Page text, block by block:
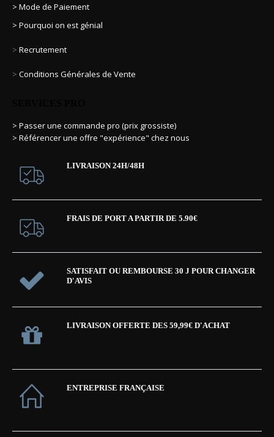
> Mode de Paiement
> Pourquoi on est génial
> Recrutement
> Conditions Générales de Vente
> Passer une commande pro (prix grossiste)
> Référencer une offre "expérience" chez nous
LIVRAISON 24H/48H
FRAIS DE PORT A PARTIR DE 5.90€
SATISFAIT OU REMBOURSE 30 J POUR CHANGER
D'AVIS
LIVRAISON OFFERTE DES 59,99€ D'ACHAT
ENTREPRISE FRANÇAISE